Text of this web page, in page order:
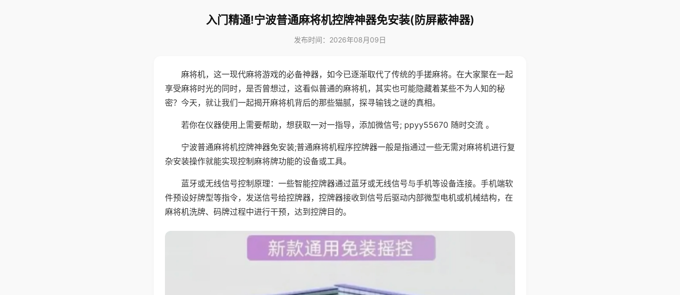
入门精通!宁波普通麻将机控牌神器免安装(防屏蔽神器)
发布时间：2026年08月09日
麻将机，这一现代麻将游戏的必备神器，如今已逐渐取代了传统的手搓麻将。在大家聚在一起
享受麻将时光的同时，是否曾想过，这看似普通的麻将机，其实也可能隐藏着某些不为人知的秘
密？今天，就让我们一起揭开麻将机背后的那些猫腻，探寻输钱之谜的真相。
若你在仪器使用上需要帮助，想获取一对一指导，添加微信号; ppyy55670 随时交流 。
宁波普通麻将机控牌神器免安装;普通麻将机程序控牌器一般是指通过一些无需对麻将机进行复
杂安装操作就能实现控制麻将牌功能的设备或工具。
蓝牙或无线信号控制原理：一些智能控牌器通过蓝牙或无线信号与手机等设备连接。手机端软
件预设好牌型等指令，发送信号给控牌器，控牌器接收到信号后驱动内部微型电机或机械结构，在
麻将机洗牌、码牌过程中进行干预，达到控牌目的。